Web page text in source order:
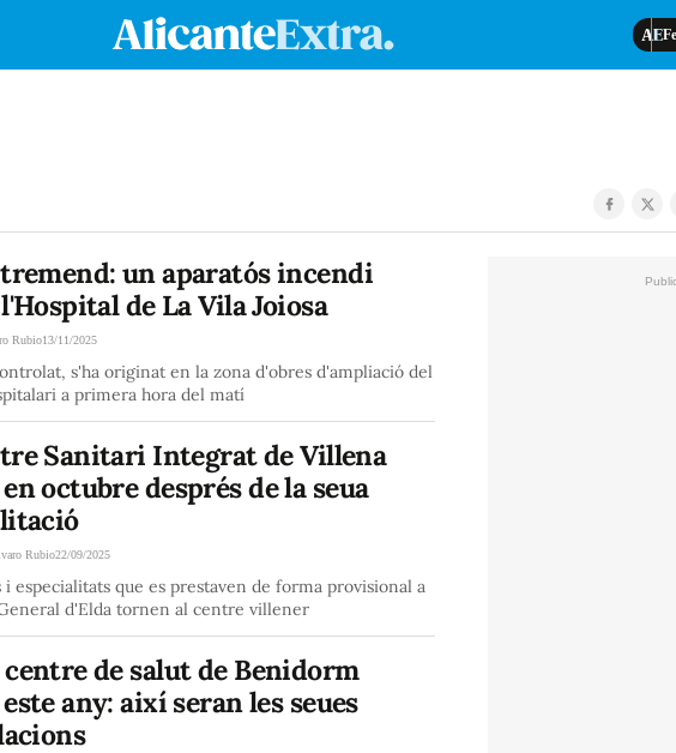
un aparatós incendi
de La Vila Joiosa
Rubio13/11/2025
s'ha originat en la zona d'obres d'ampliació del
a primera hora del matí
Sanitari Integrat de Villena
octubre després de la seua
Rubio22/09/2025
i especialitats que es prestaven de forma provisional a
d'Elda tornen al centre villener
centre de salut de Benidorm
any: així seran les seues